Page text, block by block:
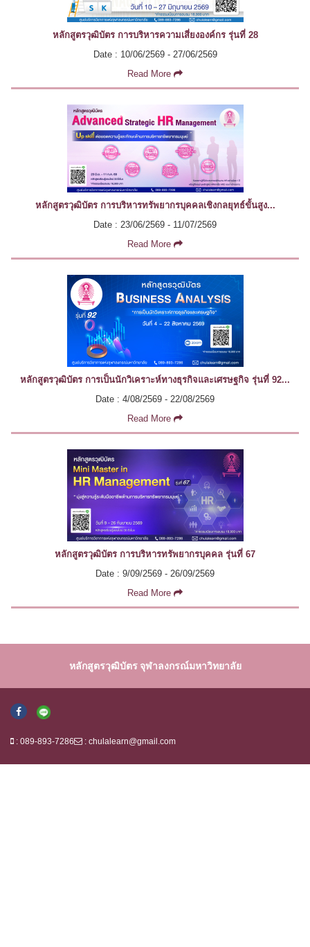
หลักสูตรวุฒิบัตร การบริหารความเสี่ยงองค์กร รุ่นที่ 28
Date : 10/06/2569 - 27/06/2569
Read More
หลักสูตรวุฒิบัตร การบริหารทรัพยากรบุคคลเชิงกลยุทธ์ขั้นสูง...
Date : 23/06/2569 - 11/07/2569
Read More
หลักสูตรวุฒิบัตร การเป็นนักวิเคราะห์ทางธุรกิจและเศรษฐกิจ รุ่นที่ 92...
Date : 4/08/2569 - 22/08/2569
Read More
หลักสูตรวุฒิบัตร การบริหารทรัพยากรบุคคล รุ่นที่ 67
Date : 9/09/2569 - 26/09/2569
Read More
หลักสูตรวุฒิบัตร จุฬาลงกรณ์มหาวิทยาลัย
: 089-893-7286 : chulalearn@gmail.com